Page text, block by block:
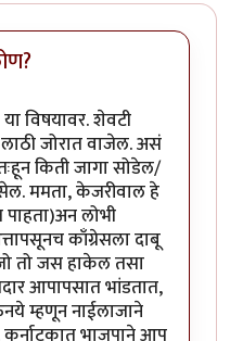
विषयावर. शेवटी
जोरात वाजेल. असं
किती जागा सोडेल/
ममता, केजरीवाल हे
पाहता)अन लोभी
काँग्रेसला दाबू
तो जस हाकेल तसा
आपापसात भांडतात,
म्हणून नाईलाजाने